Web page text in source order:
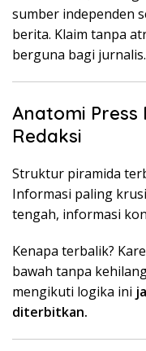
sumber independen
berita. Klaim tanpa
berguna bagi jurnalis.
Anatomi Press
Redaksi
Struktur piramida
Informasi paling
tengah, informasi
Kenapa terbalik?
bawah tanpa
mengikuti logika ini
diterbitkan.